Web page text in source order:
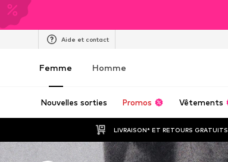
Aide et contact
Femme Homme
Nouvelles sorties Promos Vêtements
LIVRAISON* ET RETOURS GRATUITS